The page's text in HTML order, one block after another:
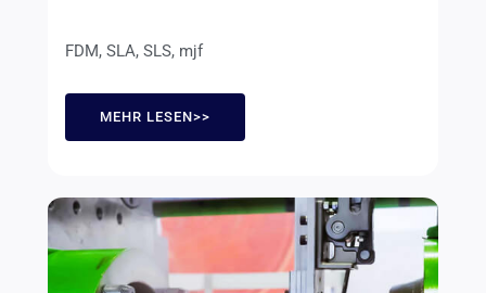
FDM, SLA, SLS, mjf
MEHR LESEN>>